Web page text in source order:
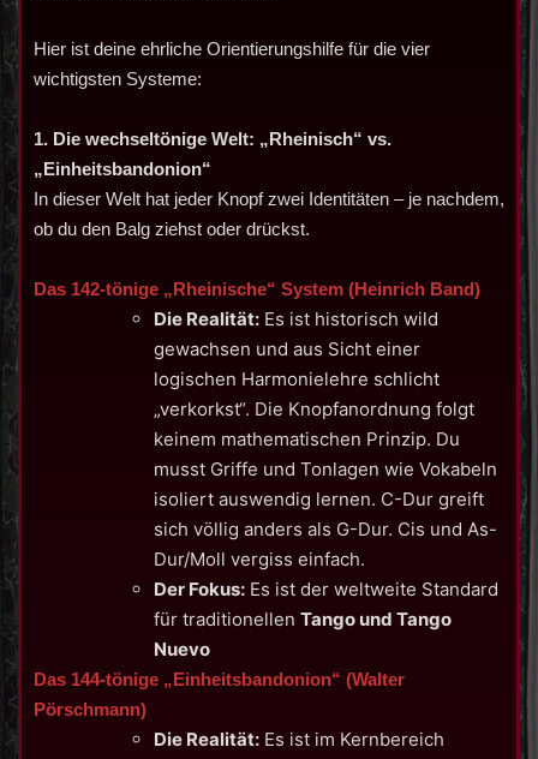
Hier ist deine ehrliche Orientierungshilfe für die vier
wichtigsten Systeme:
1. Die wechseltönige Welt: „Rheinisch“ vs.
„Einheitsbandonion“
In dieser Welt hat jeder Knopf zwei Identitäten – je nachdem,
ob du den Balg ziehst oder drückst.
Das 142-tönige „Rheinische“ System (Heinrich Band)
Die Realität: Es ist historisch wild
gewachsen und aus Sicht einer
logischen Harmonielehre schlicht
„verkorkst“. Die Knopfanordnung folgt
keinem mathematischen Prinzip. Du
musst Griffe und Tonlagen wie Vokabeln
isoliert auswendig lernen. C-Dur greift
sich völlig anders als G-Dur. Cis und As-
Dur/Moll vergiss einfach.
Der Fokus: Es ist der weltweite Standard
für traditionellen Tango und Tango
Nuevo
Das 144-tönige „Einheitsbandonion“ (Walter
Pörschmann)
Die Realität: Es ist im Kernbereich